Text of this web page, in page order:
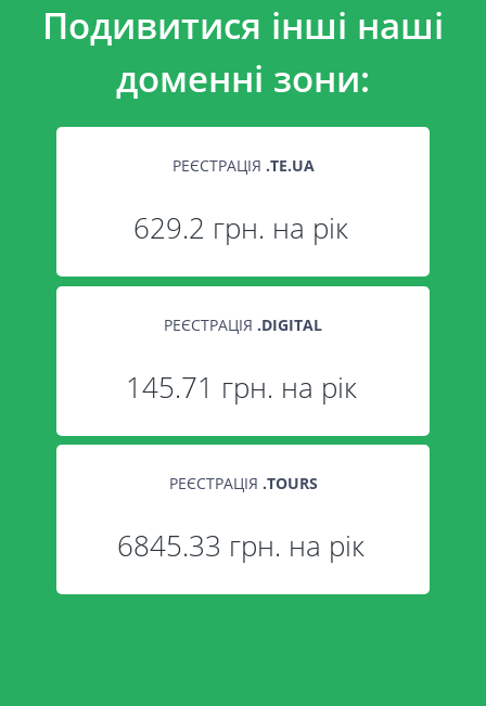
Подивитися інші наші
доменні зони:
РЕЄСТРАЦІЯ .TE.UA
629.2 грн. на рік
РЕЄСТРАЦІЯ .DIGITAL
145.71 грн. на рік
РЕЄСТРАЦІЯ .TOURS
6845.33 грн. на рік